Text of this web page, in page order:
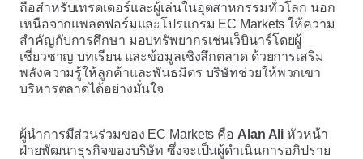
ถือสำหรับเทรดเดอร์และผู้เล่นในอุตสาหกรรมทั่วโลก นอก
เหนือจากแพลตฟอร์มและโปรแกรม EC Markets ให้ความ
สำคัญกับการศึกษา มอบทรัพยากรเช่นเว็บินาร์โดยผู้
เชี่ยวชาญ บทเรียน และข้อมูลเชิงลึกตลาด ด้วยการเสริม
พลังความรู้ให้ลูกค้าและพันธมิตร บริษัทช่วยให้พวกเขา
บริหารตลาดได้อย่างมั่นใจ
ผู้นำการมีส่วนร่วมของ EC Markets คือ Alan Ali หัวหน้า
ฝ่ายพัฒนาธุรกิจของบริษัท ซึ่งจะเป็นผู้ดำเนินการอภิปราย